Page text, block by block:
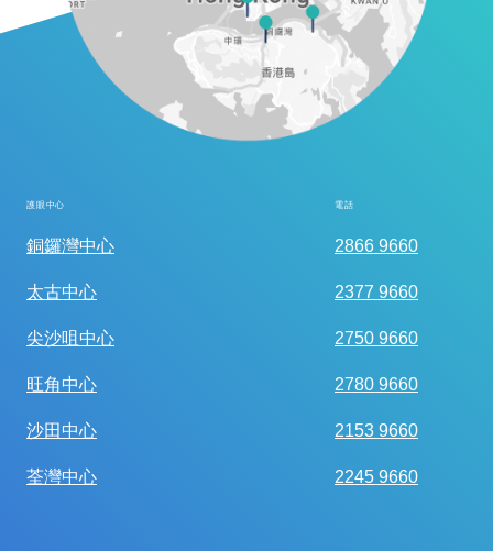
護眼中心 電話
銅鑼灣中心 2866 9660
太古中心 2377 9660
尖沙咀中心 2750 9660
旺角中心 2780 9660
沙田中心 2153 9660
荃灣中心 2245 9660